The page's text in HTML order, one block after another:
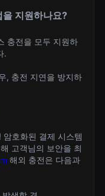
지원하나요?
충전을 모두 지원하
.
, 충전 지연을 방지하
호화된 결제 시스템
고객님의 보안을 최
해외 충전은 다음과